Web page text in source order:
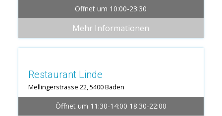
Öffnet um 10:00-23:30
Mehr Informationen
Restaurant Linde
Mellingerstrasse 22, 5400 Baden
Öffnet um 11:30-14:00 18:30-22:00